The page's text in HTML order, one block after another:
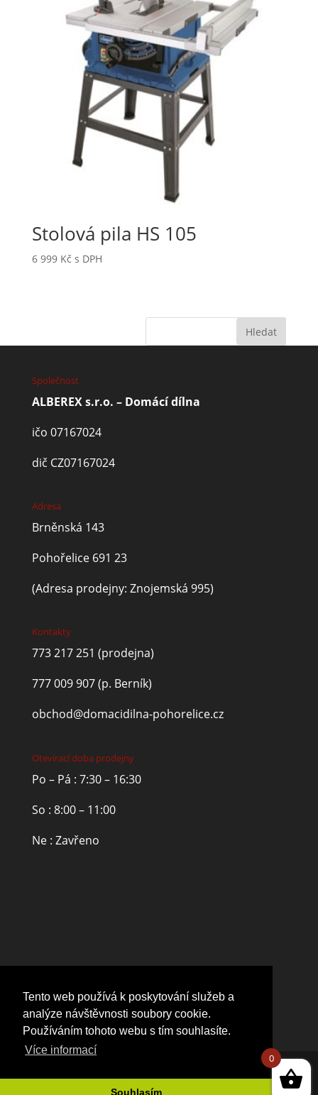
Tento web používá k poskytování služeb a
analýze návštěvnosti soubory cookie.
Používáním tohoto webu s tím souhlasíte.
Více informací
Souhlasím
Stolová pila HS 105
6 999 Kč s DPH
Společnost
ALBEREX s.r.o. – Domácí dílna
ičo 07167024
dič CZ07167024
Adresa
Brněnská 143
Pohořelice 691 23
(Adresa prodejny: Znojemská 995)
Kontakty
773 217 251 (prodejna)
777 009 907(p. Berník)
obchod@domacidilna-pohorelice.cz
Otevírací doba prodejny
Po – Pá : 7:30 – 16:30
So : 8:00 – 11:00
Ne : Zavřeno
0